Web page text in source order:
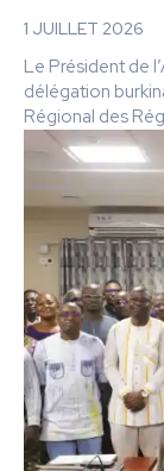
1 JUILLET 2026
Le Président de
délégation
Régional des